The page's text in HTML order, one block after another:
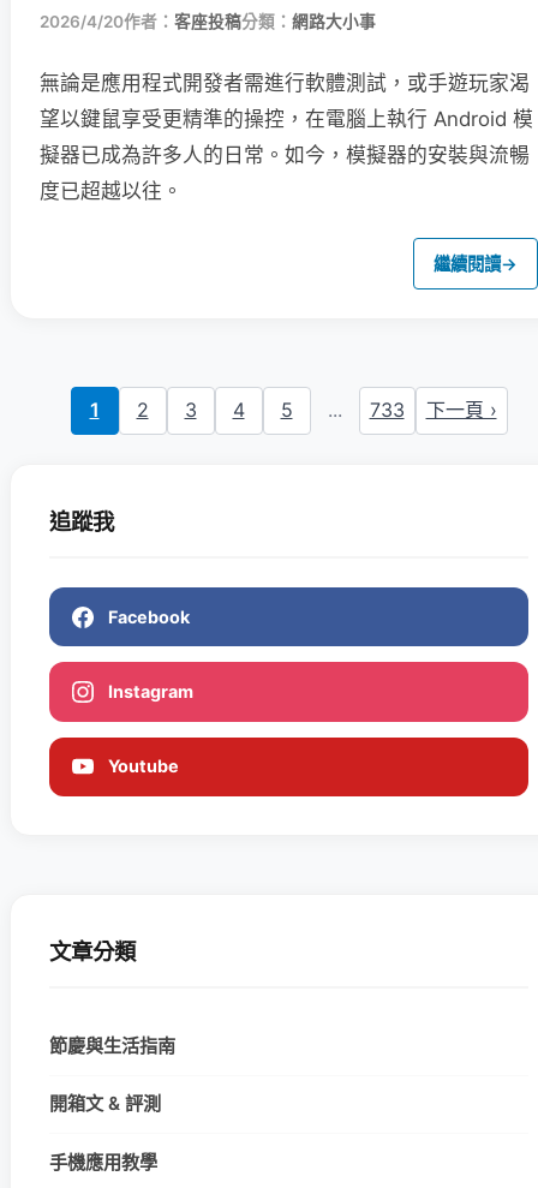
2026/4/20作者： 客座投稿分類： 網路大小事
無論是應用程式開發者需進行軟體測試，或手遊玩家渴
望以鍵鼠享受更精準的操控，在電腦上執行 Android 模
擬器已成為許多人的日常。如今，模擬器的安裝與流暢
度已超越以往。
繼續閱讀→
1 2 3 4 5 ... 733 下一頁 ›
追蹤我
Facebook
Instagram
Youtube
文章分類
節慶與生活指南
開箱文 & 評測
手機應用教學